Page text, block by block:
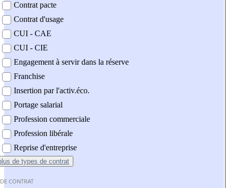
Contrat pacte
Contrat d'usage
CUI - CAE
CUI - CIE
Engagement à servir dans la réserve
Franchise
Insertion par l'activ.éco.
Portage salarial
Profession commerciale
Profession libérale
Reprise d'entreprise
de types de contrat
CONTRAT